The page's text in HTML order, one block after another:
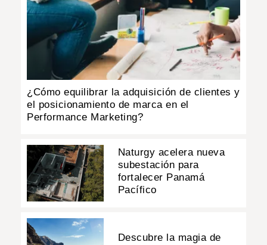
¿Cómo equilibrar la adquisición de clientes y
el posicionamiento de marca en el
Performance Marketing?
Naturgy acelera nueva
subestación para
fortalecer Panamá
Pacífico
Descubre la magia de